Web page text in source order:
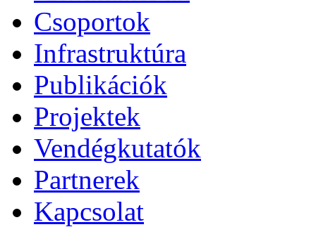
Csoportok
Infrastruktúra
Publikációk
Projektek
Vendégkutatók
Partnerek
Kapcsolat